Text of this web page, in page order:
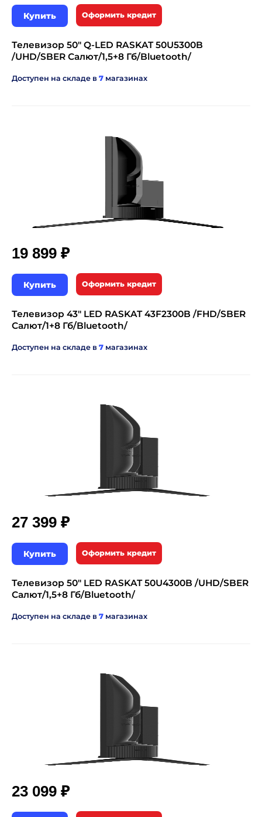
Купить Оформить кредит
Телевизор 50" Q-LED RASKAT 50U5300B
/UHD/SBER Салют/1,5+8 Гб/Bluetooth/
Доступен на складе в 7 магазинах
19 899 ₽
Купить Оформить кредит
Телевизор 43" LED RASKAT 43F2300B /FHD/SBER
Салют/1+8 Гб/Bluetooth/
Доступен на складе в 7 магазинах
27 399 ₽
Купить Оформить кредит
Телевизор 50" LED RASKAT 50U4300B /UHD/SBER
Салют/1,5+8 Гб/Bluetooth/
Доступен на складе в 7 магазинах
23 099 ₽